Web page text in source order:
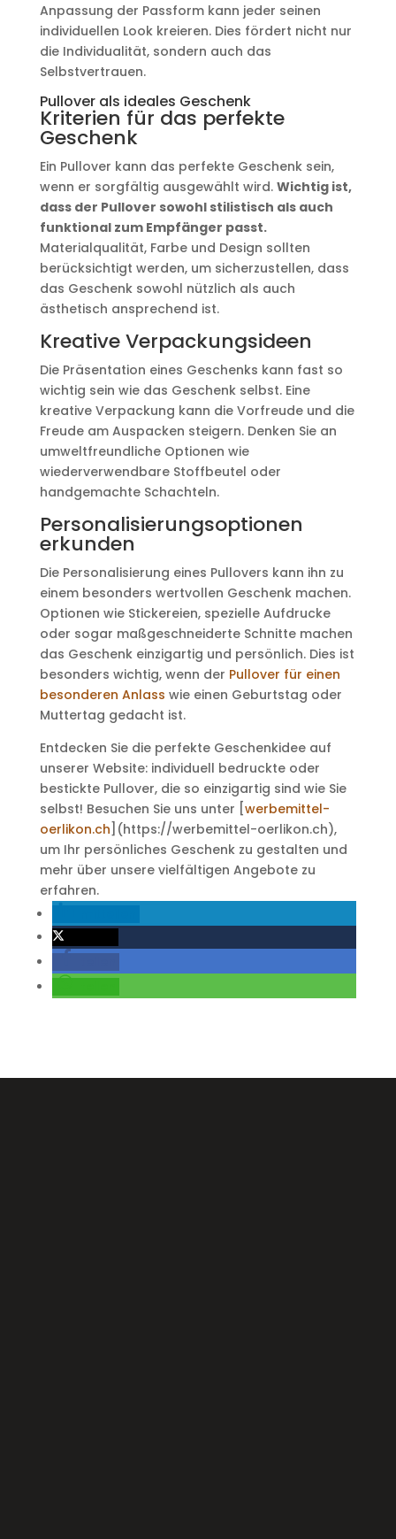
Anpassung der Passform kann jeder seinen
individuellen Look kreieren. Dies fördert nicht nur
die Individualität, sondern auch das
Selbstvertrauen.
Pullover als ideales Geschenk
Kriterien für das perfekte
Geschenk
Ein Pullover kann das perfekte Geschenk sein,
wenn er sorgfältig ausgewählt wird. Wichtig ist,
dass der Pullover sowohl stilistisch als auch
funktional zum Empfänger passt.
Materialqualität, Farbe und Design sollten
berücksichtigt werden, um sicherzustellen, dass
das Geschenk sowohl nützlich als auch
ästhetisch ansprechend ist.
Kreative Verpackungsideen
Die Präsentation eines Geschenks kann fast so
wichtig sein wie das Geschenk selbst. Eine
kreative Verpackung kann die Vorfreude und die
Freude am Auspacken steigern. Denken Sie an
umweltfreundliche Optionen wie
wiederverwendbare Stoffbeutel oder
handgemachte Schachteln.
Personalisierungsoptionen
erkunden
Die Personalisierung eines Pullovers kann ihn zu
einem besonders wertvollen Geschenk machen.
Optionen wie Stickereien, spezielle Aufdrucke
oder sogar maßgeschneiderte Schnitte machen
das Geschenk einzigartig und persönlich. Dies ist
besonders wichtig, wenn der Pullover für einen
besonderen Anlass wie einen Geburtstag oder
Muttertag gedacht ist.
Entdecken Sie die perfekte Geschenkidee auf
unserer Website: individuell bedruckte oder
bestickte Pullover, die so einzigartig sind wie Sie
selbst! Besuchen Sie uns unter [ werbemittel-
oerlikon.ch ](https://werbemittel-oerlikon.ch),
um Ihr persönliches Geschenk zu gestalten und
mehr über unsere vielfältigen Angebote zu
erfahren.